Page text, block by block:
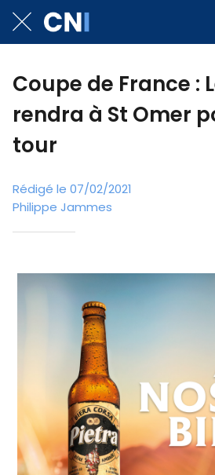
Coupe de France :
rendra à St Omer
tour
Rédigé le 07/02/2021
Philippe Jammes